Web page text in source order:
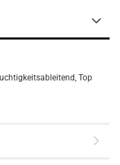
Top